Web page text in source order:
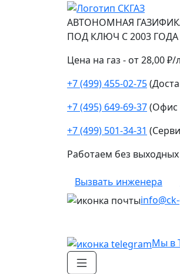
АВТОНОМНАЯ
ПОД КЛЮЧ С 2003 ГОДА
Цена на газ - от 28,00 ₽/л
+7 (499) 455-02-75
+7 (495) 649-69-37(Офис
+7 (499) 501-34-31
Работаем без выходных
Вызвать инженера
Мы в